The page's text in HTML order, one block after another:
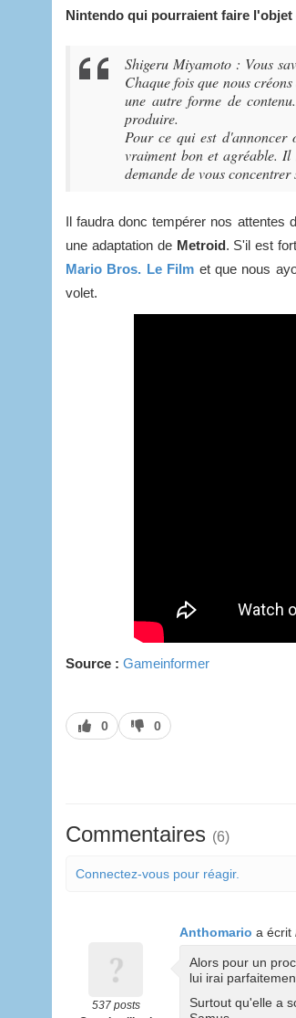
Nintendo qui pourraient faire
Shigeru Miyamoto : Vous
Chaque fois que nous
une autre forme de
produire.
Pour ce qui est d'annoncer
vraiment bon et agréable.
demande de vous
Il faudra donc tempérer nos attentes
une adaptation de Metroid. S'il est
Mario Bros. Le Film et que nous
volet.
Source : Gameinformer
J’aime
0
J’aime
pas
0
Commentaires (6)
Connectez-vous pour réagir.
537 posts
Anthomario a écrit
Alors pour un
lui irai
Surtout qu'elle a